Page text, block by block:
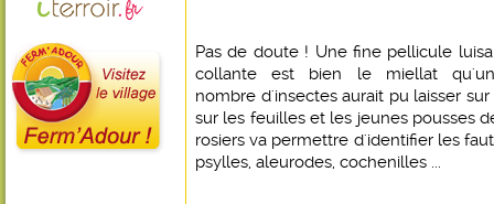
Pas de doute ! Une fine pellicule
collante est bien le miellat
nombre d'insectes aurait pu laisser
sur les feuilles et les jeunes pousses
rosiers va permettre d'identifier les
psylles, aleurodes, cochenilles ...